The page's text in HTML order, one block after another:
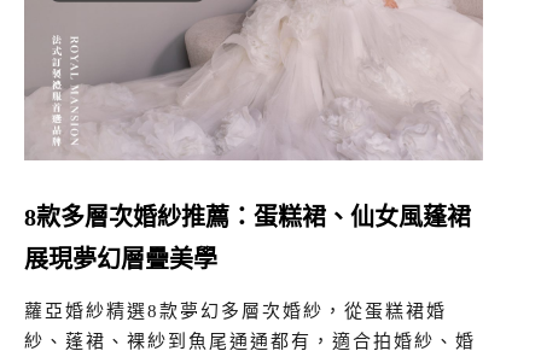
8款多層次婚紗推薦：蛋糕裙、仙女風蓬裙
展現夢幻層疊美學
蘿亞婚紗精選8款夢幻多層次婚紗，從蛋糕裙婚
紗、蓬裙、裸紗到魚尾通通都有，適合拍婚紗、婚